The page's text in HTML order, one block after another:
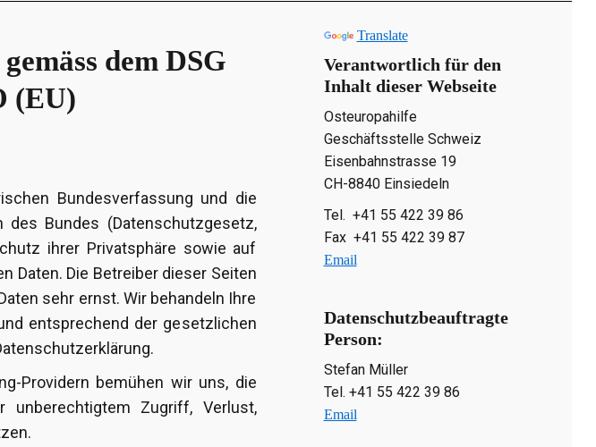
dem DSG
(EU)
Bundesverfassung und die
des Bundes (Datenschutzgesetz,
ihrer Privatsphäre sowie auf
Daten. Die Betreiber dieser Seiten
sehr ernst. Wir behandeln Ihre
entsprechend der gesetzlichen
Providern bemühen wir uns, die
Zugriff, Verlust,
Translate
Verantwortlich für den
Inhalt dieser Webseite
Osteuropahilfe
Geschäftsstelle Schweiz
Eisenbahnstrasse 19
CH-8840 Einsiedeln
Tel. +41 55 422 39 86
Fax +41 55 422 39 87
Email
Datenschutzbeauftragte
Person:
Stefan Müller
Tel. +41 55 422 39 86
Email